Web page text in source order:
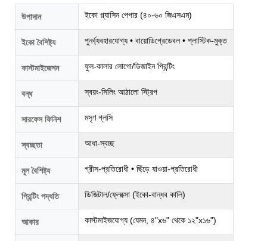
উপাদান ইকো গ্ল্যাসিন পেপার (৪০-৬০ জিএসএম)
ইকো বৈশিষ্ট্য পুনর্ব্যবহারযোগ্য • বায়োডিগ্রেডেবল • প্লাস্টিক-মুক্ত
কাস্টমাইজেশন ফুল-কালার লোগো/ডিজাইন প্রিন্টিং
বন্ধ স্বয়ং-সিলিং আঠালো স্ট্রিপ
সারফেস ফিনিশ মসৃণ গ্লসি
স্বচ্ছতা আধা-স্বচ্ছ
মূল বৈশিষ্ট্য গ্রীস-প্রতিরোধী • ছিঁড়ে যাওয়া-প্রতিরোধী
প্রিন্টিং পদ্ধতি ডিজিটাল/ফ্লেক্সো (ইকো-বান্ধব কালি)
আকার কাস্টমাইজযোগ্য (যেমন, ৪"x৬" থেকে ১২"x১৬")